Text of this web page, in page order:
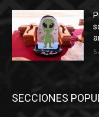
5
SECCIONES